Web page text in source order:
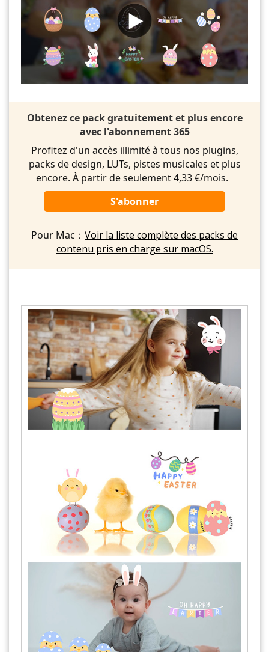
Obtenez ce pack gratuitement et plus encore
avec l'abonnement 365
Profitez d'un accès illimité à tous nos plugins,
packs de design, LUTs, pistes musicales et plus
encore. À partir de seulement 4,33 €/mois.
S'abonner
Pour Mac： Voir la liste complète des packs de
contenu pris en charge sur macOS.